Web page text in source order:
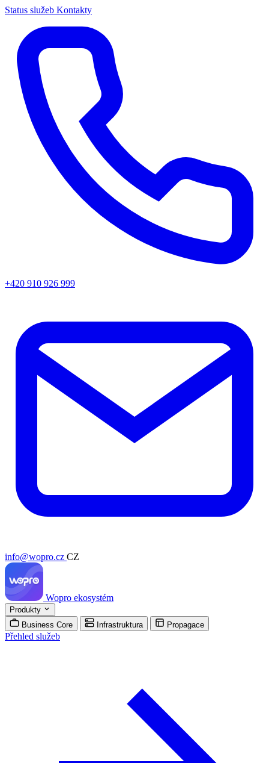
Status služeb Kontakty
+420 910 926 999
info@wopro.cz CZ
Wopro ekosystém
Produkty
Business Core
Infrastruktura Propagace
Přehled služeb